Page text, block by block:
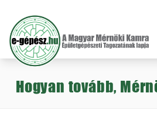
Hogyan tovább,